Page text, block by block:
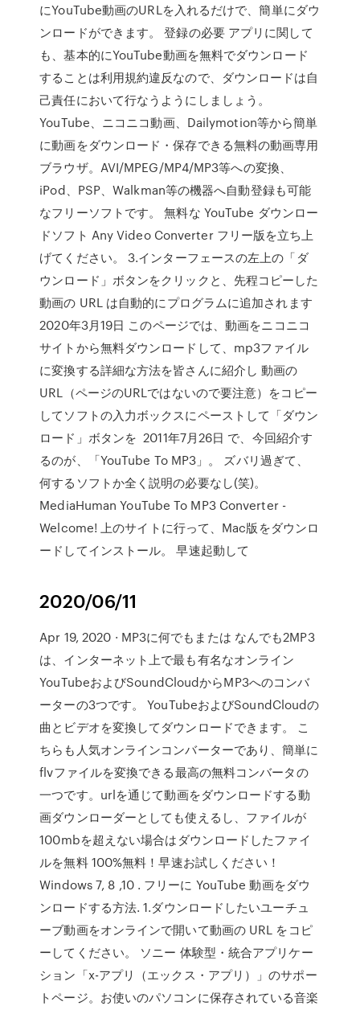
にYouTube動画のURLを入れるだけで、簡単にダウ
ンロードができます。 登録の必要 アプリに関して
も、基本的にYouTube動画を無料でダウンロード
することは利用規約違反なので、ダウンロードは自
己責任において行なうようにしましょう。
YouTube、ニコニコ動画、Dailymotion等から簡単
に動画をダウンロード・保存できる無料の動画専用
ブラウザ。AVI/MPEG/MP4/MP3等への変換、
iPod、PSP、Walkman等の機器へ自動登録も可能
なフリーソフトです。 無料な YouTube ダウンロー
ドソフト Any Video Converter フリー版を立ち上
げてください。 3.インターフェースの左上の「ダ
ウンロード」ボタンをクリックと、先程コピーした
動画の URL は自動的にプログラムに追加されます
2020年3月19日 このページでは、動画をニコニコ
サイトから無料ダウンロードして、mp3ファイル
に変換する詳細な方法を皆さんに紹介し 動画の
URL（ページのURLではないので要注意）をコピー
してソフトの入力ボックスにペーストして「ダウン
ロード」ボタンを 2011年7月26日 で、今回紹介す
るのが、「YouTube To MP3」。 ズバリ過ぎて、
何するソフトか全く説明の必要なし(笑)。
MediaHuman YouTube To MP3 Converter -
Welcome! 上のサイトに行って、Mac版をダウンロ
ードしてインストール。 早速起動して
2020/06/11
Apr 19, 2020 · MP3に何でもまたは なんでも2MP3
は、インターネット上で最も有名なオンライン
YouTubeおよびSoundCloudからMP3へのコンバ
ーターの3つです。 YouTubeおよびSoundCloudの
曲とビデオを変換してダウンロードできます。 こ
ちらも人気オンラインコンバーターであり、簡単に
flvファイルを変換できる最高の無料コンバータの
一つです。urlを通じて動画をダウンロードする動
画ダウンローダーとしても使えるし、ファイルが
100mbを超えない場合はダウンロードしたファイ
ルを無料 100%無料！早速お試しください！
Windows 7, 8 ,10 . フリーに YouTube 動画をダウ
ンロードする方法. 1.ダウンロードしたいユーチュ
ーブ動画をオンラインで開いて動画の URL をコピ
ーしてください。 ソニー 体験型・統合アプリケー
ション「x-アプリ（エックス・アプリ）」のサポー
トページ。お使いのパソコンに保存されている音楽